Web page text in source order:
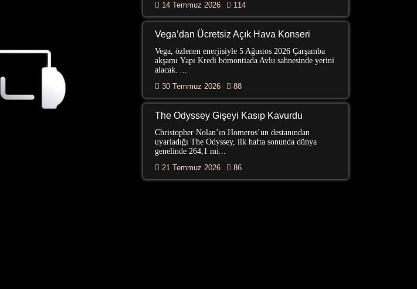
14 Temmuz 2026
114
Vega’dan Ücretsiz Açık Hava Konseri
Vega, özlenen enerjisiyle 5 Ağustos 2026 Çarşamba
akşamı Yapı Kredi bomontiada Avlu sahnesinde yerini
alacak. ...
30 Temmuz 2026
88
The Odyssey Gişeyi Kasıp Kavurdu
Christopher Nolan’ın Homeros’un destanından
uyarladığı The Odyssey, ilk hafta sonunda dünya
genelinde 264,1 mi...
21 Temmuz 2026
86